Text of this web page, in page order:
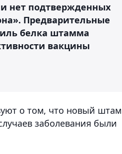
нет подтвержденных
Предварительные
белка штамма
вакцины
о том, что новый
заболевания были